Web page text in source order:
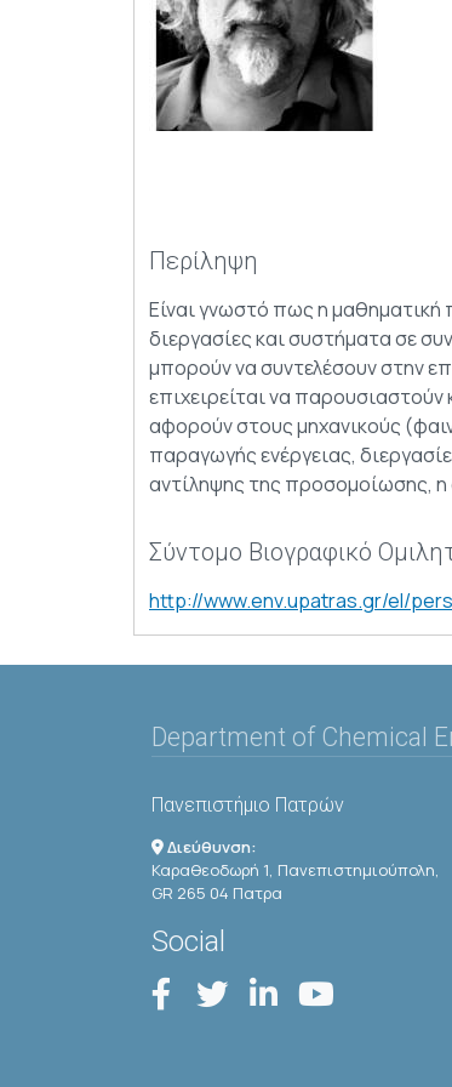
Περίληψη
Είναι γνωστό πως η
διεργασίες και συστήματα σε
μπορούν να συντελέσουν στην
επιχειρείται να
αφορούν στους μηχανικούς
παραγωγής ενέργειας,
αντίληψης της προσομοίωσης, η
Σύντομο Βιογραφικό
http://www.env.upatras.gr/el/
Department of Chemical
Πανεπιστήμιο Πατρών
Διεύθυνση:
Καραθεοδωρή 1, Πανεπιστημιούπολη,
GR 265 04 Πατρα
Social